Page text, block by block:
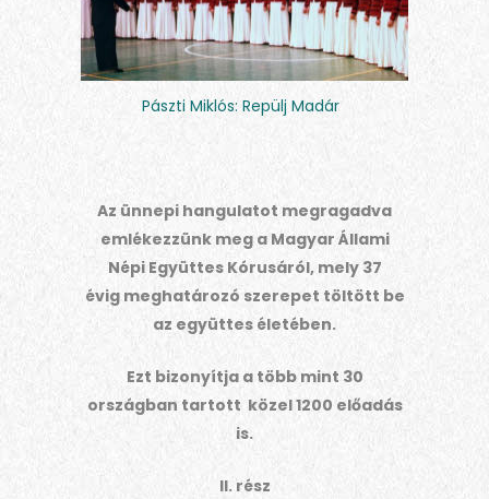
Pászti Miklós: Repülj Madár
Az ünnepi hangulatot megragadva
emlékezzünk meg a Magyar Állami
Népi Együttes Kórusáról, mely 37
évig meghatározó szerepet töltött be
az együttes életében.
Ezt bizonyítja a több mint 30
országban tartott közel 1200 előadás
is.
II. rész